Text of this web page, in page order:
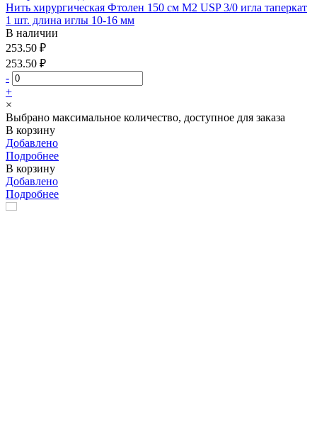
Нить хирургическая Фтолен 150 см М2 USP 3/0 игла таперкат
1 шт. длина иглы 10-16 мм
В наличии
253.50 ₽
253.50 ₽
-
+
×
Выбрано максимальное количество, доступное для заказа
В корзину
Добавлено
Подробнее
В корзину
Добавлено
Подробнее